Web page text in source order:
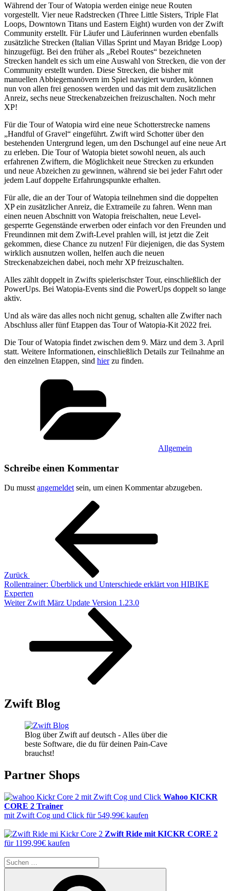
Während der Tour of Watopia werden einige neue Routen
vorgestellt. Vier neue Radstrecken (Three Little Sisters, Triple Flat
Loops, Downtown Titans und Eastern Eight) wurden von der Zwift
Community erstellt. Für Läufer und Läuferinnen wurden ebenfalls
zusätzliche Strecken (Italian Villas Sprint und Mayan Bridge Loop)
hinzugefügt. Bei den früher als „Rebel Routes“ bezeichneten
Strecken handelt es sich um eine Auswahl von Strecken, die von der
Community erstellt wurden. Diese Strecken, die bisher mit
manuellen Abbiegemanövern im Spiel navigiert wurden, können
nun von allen frei genossen werden und das mit dem zusätzlichen
Anreiz, sechs neue Streckenabzeichen freizuschalten. Noch mehr
XP!
Für die Tour of Watopia wird eine neue Schotterstrecke namens
„Handful of Gravel“ eingeführt. Zwift wird Schotter über den
bestehenden Untergrund legen, um den Dschungel auf eine neue Art
zu erleben. Die Tour of Watopia bietet sowohl neuen, als auch
erfahrenen Zwiftern, die Möglichkeit neue Strecken zu erkunden
und neue Abzeichen zu gewinnen, während sie bei jeder Fahrt oder
jedem Lauf doppelte Erfahrungspunkte erhalten.
Für alle, die an der Tour of Watopia teilnehmen sind die doppelten
XP ein zusätzlicher Anreiz, die Extrameile zu fahren. Wenn man
einen neuen Abschnitt von Watopia freischalten, neue Level-
gesperrte Gegenstände erwerben oder einfach vor den Freunden und
Freundinnen mit dem Zwift-Level prahlen will, ist jetzt die Zeit
gekommen, diese Chance zu nutzen! Für diejenigen, die das System
wirklich ausnutzen wollen, helfen auch die neuen
Streckenabzeichen dabei, noch mehr XP freizuschalten.
Alles zählt doppelt in Zwifts spielerischster Tour, einschließlich der
PowerUps. Bei Watopia-Events sind die PowerUps doppelt so lange
aktiv.
Und als wäre das alles noch nicht genug, schalten alle Zwifter nach
Abschluss aller fünf Etappen das Tour of Watopia-Kit 2022 frei.
Die Tour of Watopia findet zwischen dem 9. März und dem 3. April
statt. Weitere Informationen, einschließlich Details zur Teilnahme an
den einzelnen Etappen, sind hierzu finden.
Allgemein
Schreibe einen Kommentar
Du musst angemeldet sein, um einen Kommentar abzugeben.
Beitragsnavigation
Zurück
Rollentrainer: Überblick und Unterschiede erklärt von HIBIKE
Experten
Nächster
Weiter Zwift März Update Version 1.23.0
Zwift Blog
Blog über Zwift auf deutsch - Alles über die
beste Software, die du für deinen Pain-Cave
brauchst!
Partner Shops
Wahoo KICKR
CORE 2 Trainer
mit Zwift Cog und Click für 549,99€ kaufen
Zwift Ride mit KICKR CORE 2
für 1199,99€ kaufen
Suche
nach: